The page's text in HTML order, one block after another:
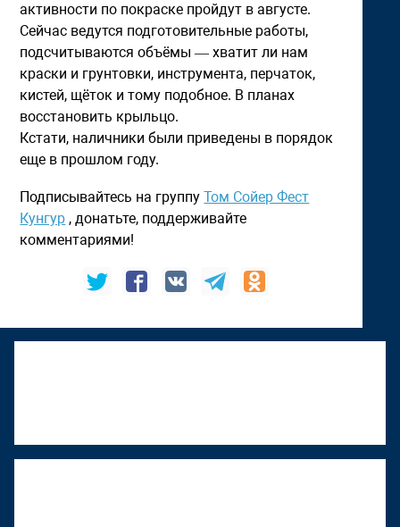
активности по покраске пройдут в августе.
Сейчас ведутся подготовительные работы,
подсчитываются объёмы — хватит ли нам
краски и грунтовки, инструмента, перчаток,
кистей, щёток и тому подобное. В планах
восстановить крыльцо.
Кстати, наличники были приведены в порядок
еще в прошлом году.
Подписывайтесь на группуТом Сойер Фест
Кунгур , донатьте, поддерживайте
комментариями!